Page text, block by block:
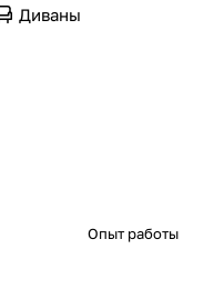
Диваны
Опыт работы